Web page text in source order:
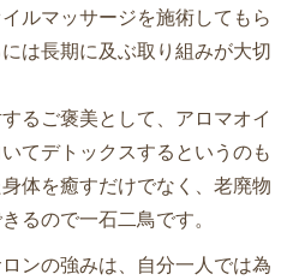
ルマッサージを施術してもら
は長期に及ぶ取り組みが大切
るご褒美として、アロマオイ
てデトックスするというのも
体を癒すだけでなく、老廃物
るので一石二鳥です。
ンの強みは、自分一人では為